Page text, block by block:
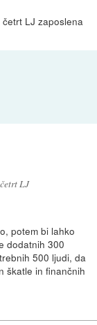
LJ zaposlena
LJ
potem bi lahko
dodatnih 300
500 ljudi, da
škatle in finančnih